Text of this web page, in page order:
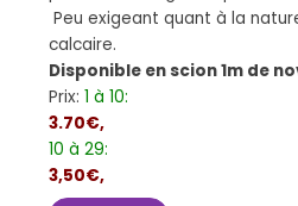
Peu exigeant quant à la
calcaire.
Disponible en scion 1m de
Prix:1 à 10:
3.70€,
10 à 29:
3,50€,